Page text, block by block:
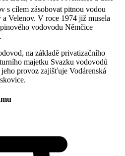
s cílem zásobovat pitnou vodou
Velenov. V roce 1974 již musela
vodovodu Němčice
na základě privatizačního
majetku Svazku vodovodů
provoz zajišťuje Vodárenská